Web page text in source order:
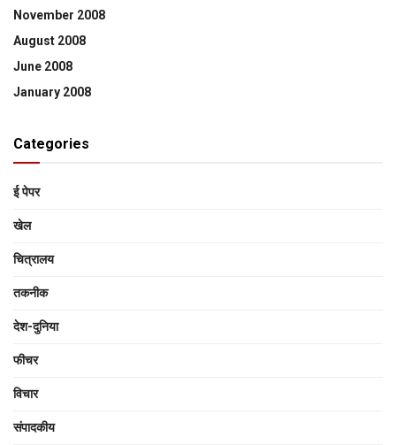
November 2008
August 2008
June 2008
January 2008
Categories
ई पेपर
खेल
चित्रालय
तकनीक
देश-दुनिया
फीचर
विचार
संपादकीय